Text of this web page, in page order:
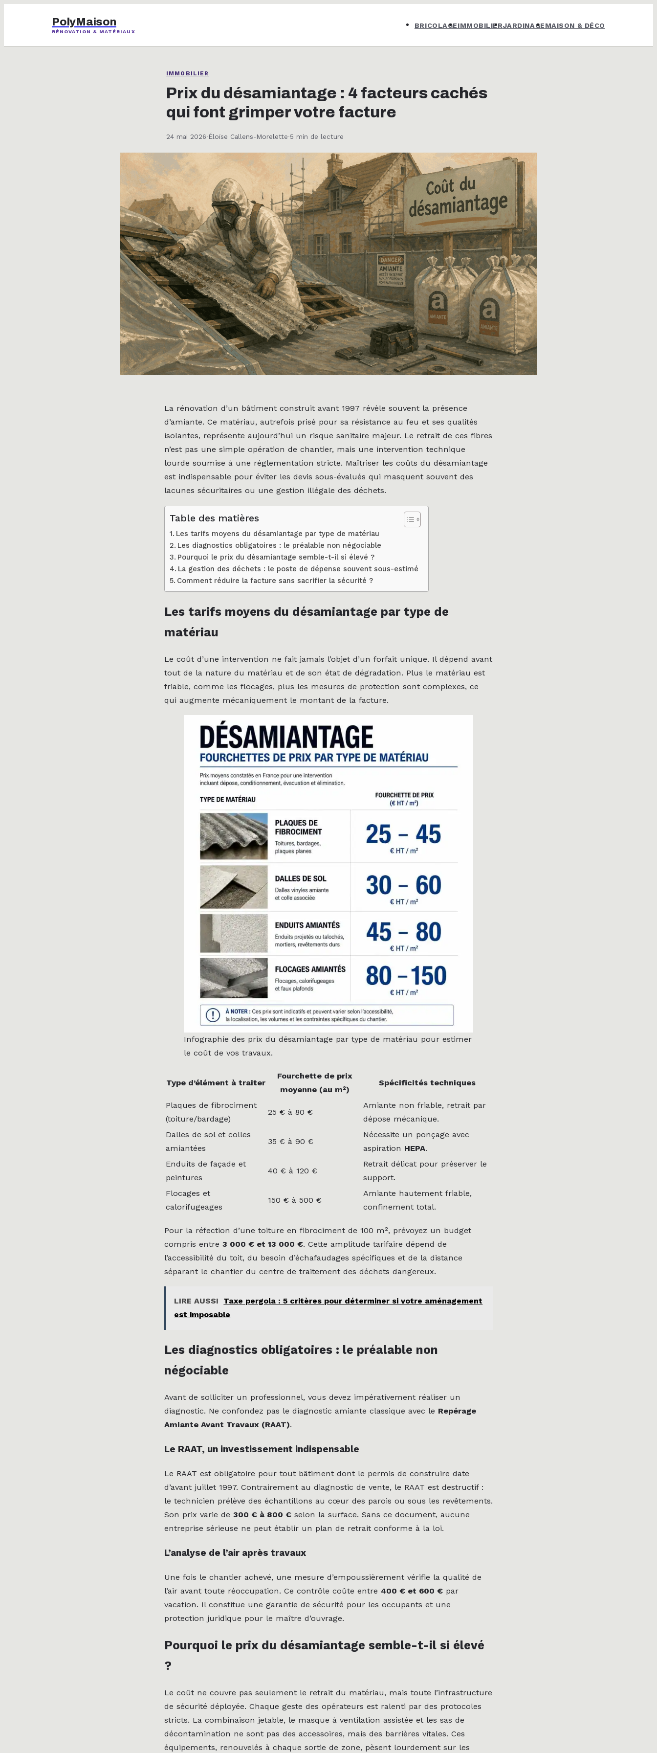
PolyMaison
RÉNOVATION & MATÉRIAUX
BRICOLAGEIMMOBILIERJARDINAGEMAISON & DÉCO
IMMOBILIER
Prix du désamiantage : 4 facteurs cachés
qui font grimper votre facture
24 mai 2026·Éloïse Callens-Morelette·5 min de lecture
La rénovation d’un bâtiment construit avant 1997 révèle souvent la présence
d’amiante. Ce matériau, autrefois prisé pour sa résistance au feu et ses qualités
isolantes, représente aujourd’hui un risque sanitaire majeur. Le retrait de ces fibres
n’est pas une simple opération de chantier, mais une intervention technique
lourde soumise à une réglementation stricte. Maîtriser les coûts du désamiantage
est indispensable pour éviter les devis sous-évalués qui masquent souvent des
lacunes sécuritaires ou une gestion illégale des déchets.
Table des matières
Les tarifs moyens du désamiantage par type de matériau
Les diagnostics obligatoires : le préalable non négociable
Pourquoi le prix du désamiantage semble-t-il si élevé ?
La gestion des déchets : le poste de dépense souvent sous-estimé
Comment réduire la facture sans sacrifier la sécurité ?
Les tarifs moyens du désamiantage par type de
matériau
Le coût d’une intervention ne fait jamais l’objet d’un forfait unique. Il dépend avant
tout de la nature du matériau et de son état de dégradation. Plus le matériau est
friable, comme les flocages, plus les mesures de protection sont complexes, ce
qui augmente mécaniquement le montant de la facture.
Infographie des prix du désamiantage par type de matériau pour estimer
le coût de vos travaux.
Type d’élément à traiter
Fourchette de prix
moyenne (au m²)
Spécificités techniques
Plaques de fibrociment
(toiture/bardage)
25 € à 80 €
Amiante non friable, retrait par
dépose mécanique.
Dalles de sol et colles
amiantées
35 € à 90 €
Nécessite un ponçage avec
aspiration HEPA.
Enduits de façade et
peintures
40 € à 120 €
Retrait délicat pour préserver le
support.
Flocages et
calorifugeages
150 € à 500 €
Amiante hautement friable,
confinement total.
Pour la réfection d’une toiture en fibrociment de 100 m², prévoyez un budget
compris entre 3 000 € et 13 000 €. Cette amplitude tarifaire dépend de
l’accessibilité du toit, du besoin d’échafaudages spécifiques et de la distance
séparant le chantier du centre de traitement des déchets dangereux.
LIRE AUSSI
Taxe pergola : 5 critères pour déterminer si votre aménagement
est imposable
Les diagnostics obligatoires : le préalable non
négociable
Avant de solliciter un professionnel, vous devez impérativement réaliser un
diagnostic. Ne confondez pas le diagnostic amiante classique avec le Repérage
Amiante Avant Travaux (RAAT).
Le RAAT, un investissement indispensable
Le RAAT est obligatoire pour tout bâtiment dont le permis de construire date
d’avant juillet 1997. Contrairement au diagnostic de vente, le RAAT est destructif :
le technicien prélève des échantillons au cœur des parois ou sous les revêtements.
Son prix varie de 300 € à 800 € selon la surface. Sans ce document, aucune
entreprise sérieuse ne peut établir un plan de retrait conforme à la loi.
L’analyse de l’air après travaux
Une fois le chantier achevé, une mesure d’empoussièrement vérifie la qualité de
l’air avant toute réoccupation. Ce contrôle coûte entre 400 € et 600 € par
vacation. Il constitue une garantie de sécurité pour les occupants et une
protection juridique pour le maître d’ouvrage.
Pourquoi le prix du désamiantage semble-t-il si élevé
?
Le coût ne couvre pas seulement le retrait du matériau, mais toute l’infrastructure
de sécurité déployée. Chaque geste des opérateurs est ralenti par des protocoles
stricts. La combinaison jetable, le masque à ventilation assistée et les sas de
décontamination ne sont pas des accessoires, mais des barrières vitales. Ces
équipements, renouvelés à chaque sortie de zone, pèsent lourdement sur les